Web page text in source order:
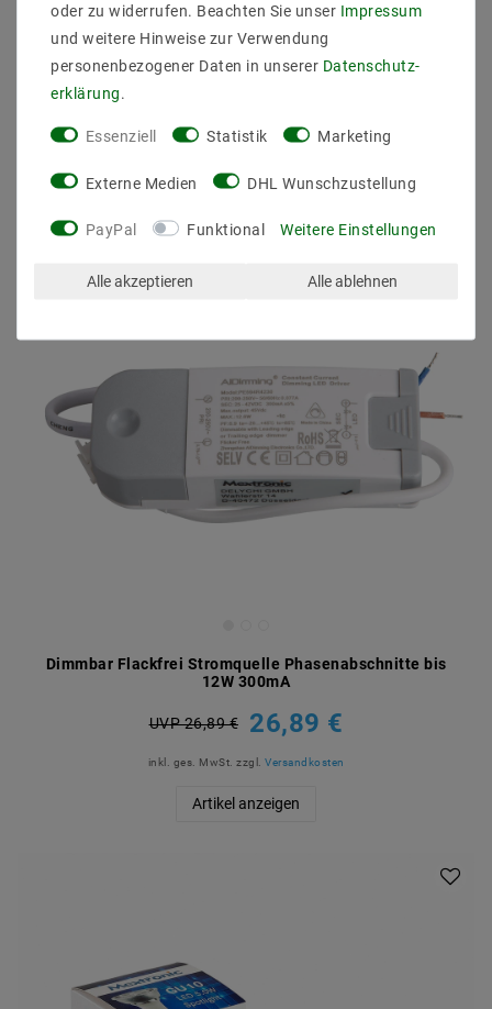
Artikel anzeigen
Andere Kunden kauften auch
Dimmbar Flackfrei Stromquelle Phasenabschnitte bis
12W 300mA
UVP 26,89 € 26,89 €
inkl. ges. MwSt. zzgl. Versandkosten
Artikel anzeigen
oder zu widerrufen. Beachten Sie unser Impressum
und weitere Hinweise zur Verwendung
personenbezogener Daten in unserer Daten­schutz­
erklärung.
Essenziell Statistik Marketing
Externe Medien DHL Wunschzustellung
PayPal Funktional Weitere Einstellungen
Alle akzeptieren Alle ablehnen